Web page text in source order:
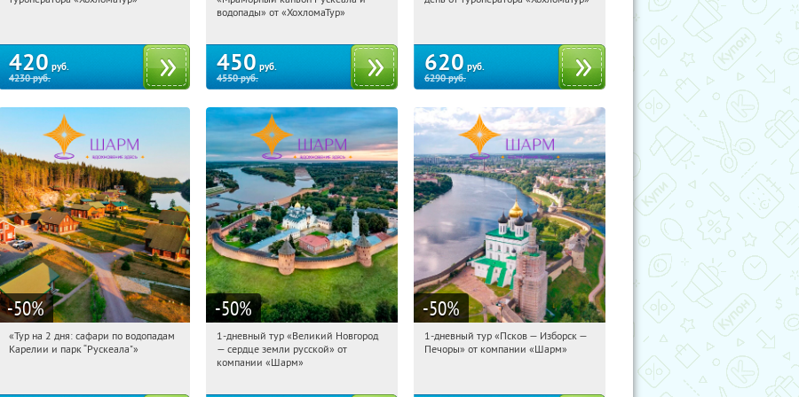
420 руб.
4230руб.
Сенная площадь
водопады» от «ХохломаТур»
450 руб.
4550руб.
620 руб.
6290руб.
-50%
15:30:07 Купили:
«Тур на 2 дня: сафари по водопадам
Карелии и парк “Рускеала"»
-50%
15:30:07 Купили:22
Достоевская
1-дневный тур «Великий Новгород
— сердце земли русской» от
компании «Шарм»
-50%
15:30:07 Купили:12
1-дневный тур «Псков — Изборск —
Печоры» от компании «Шарм»